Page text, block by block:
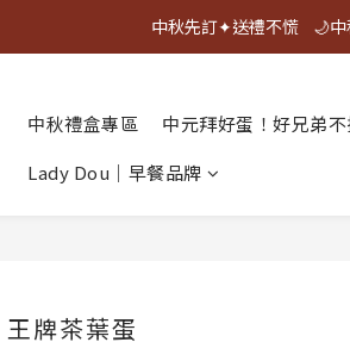
中秋先訂✦送禮不慌    🌙
中秋先訂✦送禮不慌    🌙
中秋先訂✦送禮不慌    🌙
中秋禮盒專區 中元拜好蛋！好兄弟
Lady Dou｜早餐品牌
王牌茶葉蛋